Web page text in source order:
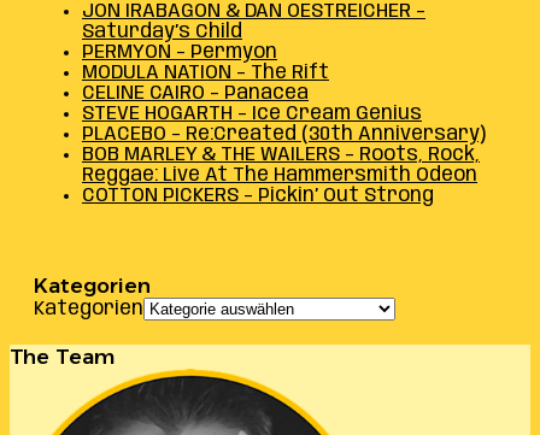
JON IRABAGON & DAN OESTREICHER –
Saturday’s Child
PERMYON – Permyon
MODULA NATION – The Rift
CELINE CAIRO – Panacea
STEVE HOGARTH – Ice Cream Genius
PLACEBO – Re:Created (30th Anniversary)
BOB MARLEY & THE WAILERS – Roots, Rock,
Reggae: Live At The Hammersmith Odeon
COTTON PICKERS – Pickin’ Out Strong
Kategorien
Kategorien
The Team